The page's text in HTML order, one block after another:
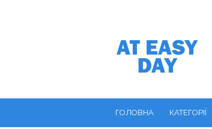
ГОЛОВНА КАТЕГОРІЇ